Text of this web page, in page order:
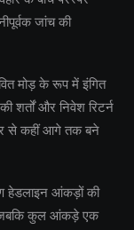
जांच की
मोड़ के रूप में इंगित
शर्तों और निवेश रिटर्न
से कहीं आगे तक बने
हेडलाइन आंकड़ों की
जबकि कुल आंकड़े एक